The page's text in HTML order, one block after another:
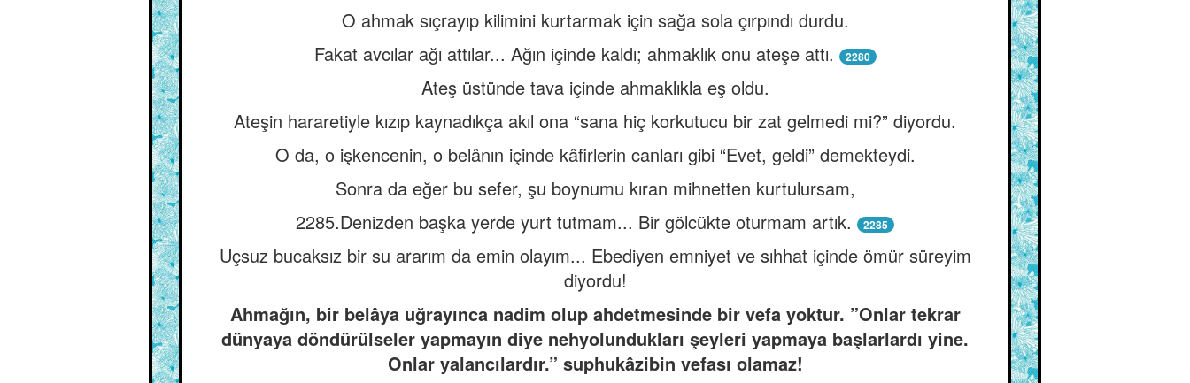
O ahmak sıçrayıp kilimini kurtarmak için sağa sola çırpındı durdu.
Fakat avcılar ağı attılar... Ağın içinde kaldı; ahmaklık onu ateşe attı.
2280
Ateş üstünde tava içinde ahmaklıkla eş oldu.
Ateşin hararetiyle kızıp kaynadıkça akıl ona “sana hiç korkutucu bir zat gelmedi mi?” diyordu.
O da, o işkencenin, o belânın içinde kâfirlerin canları gibi “Evet, geldi” demekteydi.
Sonra da eğer bu sefer, şu boynumu kıran mihnetten kurtulursam,
2285.Denizden başka yerde yurt tutmam... Bir gölcükte oturmam artık.
2285
Uçsuz bucaksız bir su ararım da emin olayım... Ebediyen emniyet ve sıhhat içinde ömür süreyim
diyordu!
Ahmağın, bir belâya uğrayınca nadim olup ahdetmesinde bir vefa yoktur. ”Onlar tekrar
dünyaya döndürülseler yapmayın diye nehyolundukları şeyleri yapmaya başlarlardı yine.
Onlar yalancılardır.” suphukâzibin vefası olamaz!